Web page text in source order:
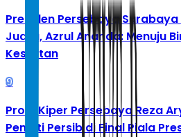
Presiden Persebaya
Juara, Azrul Ananda: Menuju
Kesulitan
9
Profil Kiper Persebaya Reza
Penalti Persib di Final Piala